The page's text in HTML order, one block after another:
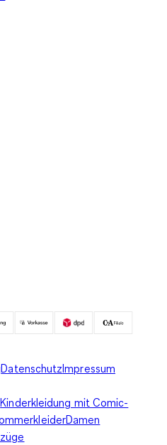
DatenschutzImpressum
Kinderkleidung mit Comic-
Damen